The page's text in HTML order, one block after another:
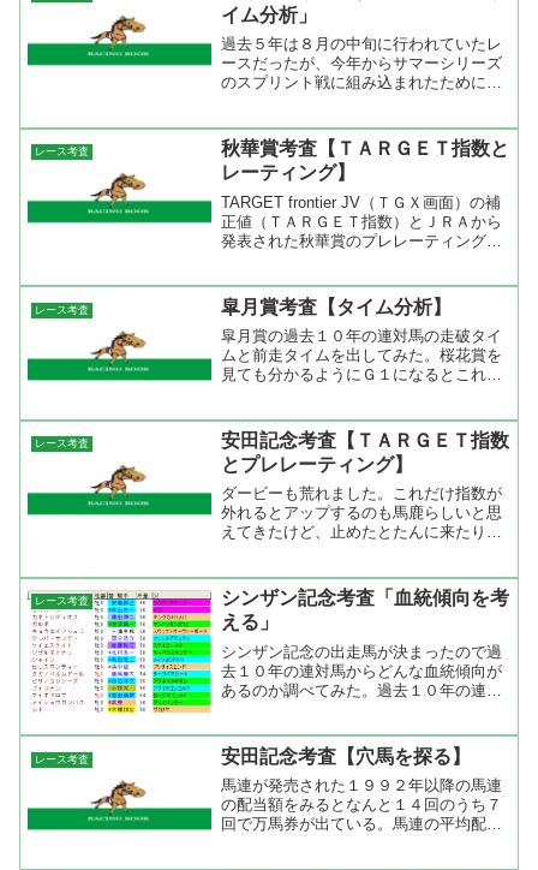
イム分析」
過去５年は８月の中旬に行われていたレ
ースだったが、今年からサマーシリーズ
のスプリント戦に組み込まれたために夏
とも速かったのがカルストンライトオが
勝った５３秒７、もっとも遅...
レース考査
秋華賞考査【ＴＡＲＧＥＴ指数と
レーティング】
TARGET frontier JV（ＴＧＸ画面）の補
正値（ＴＡＲＧＥＴ指数）とＪＲＡから
発表された秋華賞のプレレーティングを
ＲＧＥＴ指数の基準をレースごとに補正
いた指...
レース考査 皐月賞考査【タイム分析】
皐月賞の過去１０年の連対馬の走破タイ
ムと前走タイムを出してみた。桜花賞を
見ても分かるようにＧ１になるとこれま
前走よりも本番の方が速いタイムで走っ
ている。３歳馬の場合はレ...
レース考査
安田記念考査【ＴＡＲＧＥＴ指数
とプレレーティング】
ダービーも荒れました。これだけ指数が
外れるとアップするのも馬鹿らしいと思
えてきたけど、止めたとたんに来たりす
いるので指数上位の馬同士の決着はない
ですね。レース名馬名着順...
レース考査
シンザン記念考査「血統傾向を考
える」
シンザン記念の出走馬が決まったので過
去１０年の連対馬からどんな血統傾向が
あるのか調べてみた。過去１０年の連対
Mr.Prospector系が頑張っている。特に近
２年は父か母父にM...
レース考査 安田記念考査【穴馬を探る】
馬連が発売された１９９２年以降の馬連
の配当額をみるとなんと１４回のうち７
回で万馬券が出ている。馬連の平均配当